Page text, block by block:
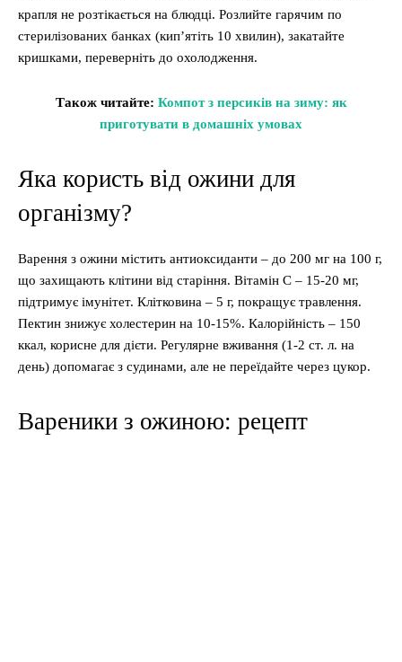
крапля не розтікається на блюдці. Розлийте гарячим по
стерилізованих банках (кип’ятіть 10 хвилин), закатайте
кришками, переверніть до охолодження.
Також читайте: Компот з персиків на зиму: як
приготувати в домашніх умовах
Яка користь від ожини для
організму?
Варення з ожини містить антиоксиданти – до 200 мг на 100 г,
що захищають клітини від старіння. Вітамін C – 15-20 мг,
підтримує імунітет. Клітковина – 5 г, покращує травлення.
Пектин знижує холестерин на 10-15%. Калорійність – 150
ккал, корисне для дієти. Регулярне вживання (1-2 ст. л. на
день) допомагає з судинами, але не переїдайте через цукор.
Вареники з ожиною: рецепт